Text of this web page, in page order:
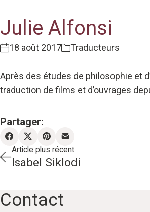
Julie Alfonsi
18 août 2017 Traducteurs
Après des études de philosophie et
traduction de films et d’ouvrages
Partager:
Isabel Siklodi
Article plus récent
Contact